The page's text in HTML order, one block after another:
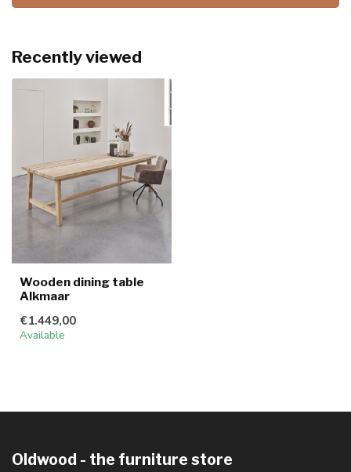
Recently viewed
Wooden dining table
Alkmaar
€1.449,00
Available
Oldwood - the furniture store